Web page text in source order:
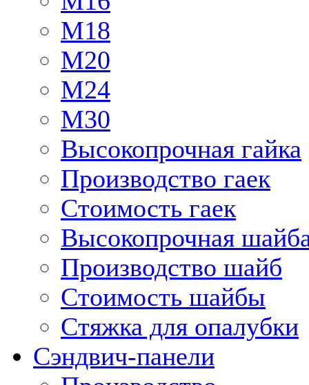
М18
М20
М24
М30
Высокопрочная гайка
Производство гаек
Стоимость гаек
Высокопрочная
Производство шайб
Стоимость шайбы
Стяжка для опалубки
Сэндвич-панели